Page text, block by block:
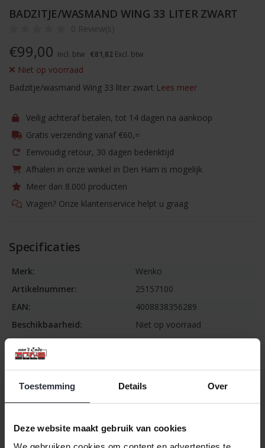
Toestemming Details Over
Deze website maakt gebruik van cookies
BADZITJE/WASMAND WING 33 LITER ZWART
0 Review(s)
€99,00 Incl. btw €81,82 Excl. btw
Niet op voorraad
Badzitje/wasmand Wing 33 liter zwart Lees meer
Veilig achteraf betalen, tot 14 dagen na aankoop
Gratis verzending vanaf €60,=
Eenvoudig retour, 30 dagen bedenktijd
Afhalen in onze winkel in Den Ham is mogelijk
Meer dan 8.000 producten
Vragen? Onze klantenservice helpt u graag
Specificaties
Merk:
Wenko
Artikelnummer:
25157100
EAN:
4008838356289
Beschikbaarheid:
Niet op voorraad
Levertijd:
3-7 werkdagen
Badzitje/wasmand Wing 33 liter zwart
In de wasmand kan een uitneembare waszak van 29 liter. De